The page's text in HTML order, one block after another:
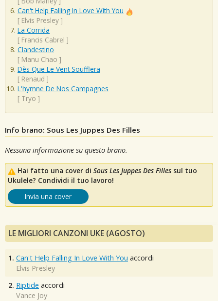
Can't Help Falling In Love With You
[ Elvis Presley ]
La Corrida
[ Francis Cabrel ]
Clandestino
[ Manu Chao ]
Dès Que Le Vent Soufflera
[ Renaud ]
L'hymne De Nos Campagnes
[ Tryo ]
Info brano: Sous Les Juppes Des Filles
Nessuna informazione su questo brano.
Hai fatto una cover di Sous Les Juppes Des Filles sul tuo
Ukulele? Condividi il tuo lavoro!
Invia una cover
LE MIGLIORI CANZONI UKE (AGOSTO)
1. Can't Help Falling In Love With You accordi
Elvis Presley
2. Riptide accordi
Vance Joy